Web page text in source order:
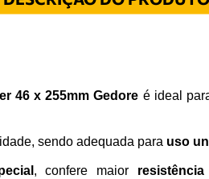
46 x 255mm Gedore é ideal
sendo adequada para uso
, confere maior